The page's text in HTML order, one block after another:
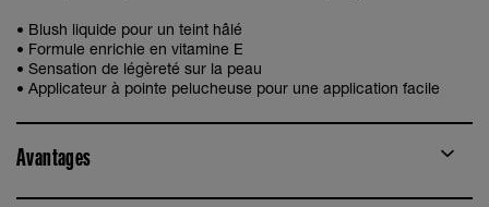
• Blush liquide pour un teint hâlé
• Formule enrichie en vitamine E
• Sensation de légèreté sur la peau
• Applicateur à pointe pelucheuse pour une application facile
Avantages